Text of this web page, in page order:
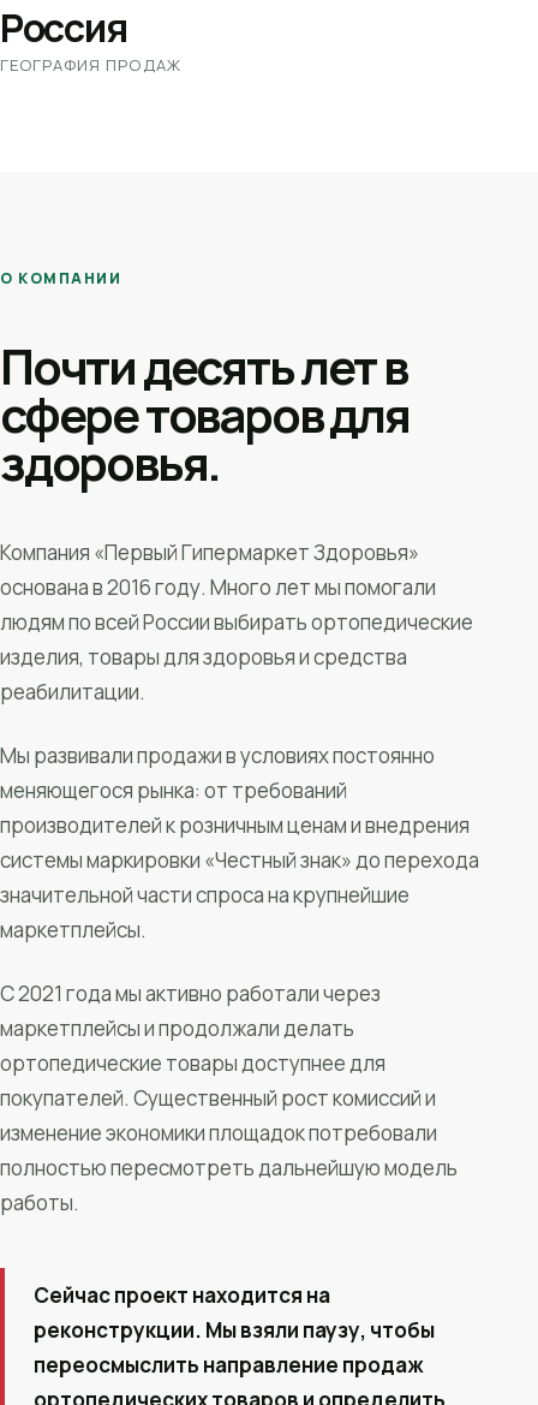
Россия
ГЕОГРАФИЯ ПРОДАЖ
О КОМПАНИИ
Почти десять лет в
сфере товаров для
здоровья.
Компания «Первый Гипермаркет Здоровья»
основана в 2016 году. Много лет мы помогали
людям по всей России выбирать ортопедические
изделия, товары для здоровья и средства
реабилитации.
Мы развивали продажи в условиях постоянно
меняющегося рынка: от требований
производителей к розничным ценам и внедрения
системы маркировки «Честный знак» до перехода
значительной части спроса на крупнейшие
маркетплейсы.
С 2021 года мы активно работали через
маркетплейсы и продолжали делать
ортопедические товары доступнее для
покупателей. Существенный рост комиссий и
изменение экономики площадок потребовали
полностью пересмотреть дальнейшую модель
работы.
Сейчас проект находится на
реконструкции. Мы взяли паузу, чтобы
переосмыслить направление продаж